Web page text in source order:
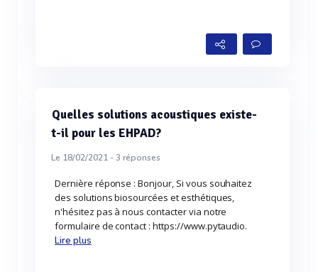
Quelles solutions acoustiques existe-
t-il pour les EHPAD?
Le 18/02/2021 -3 réponses
Dernière réponse : Bonjour, Si vous souhaitez
des solutions biosourcées et esthétiques,
n'hésitez pas à nous contacter via notre
formulaire de contact : https://www.pytaudio.
Lire plus